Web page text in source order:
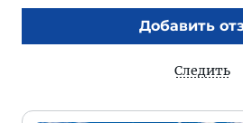
Добавить
Следить